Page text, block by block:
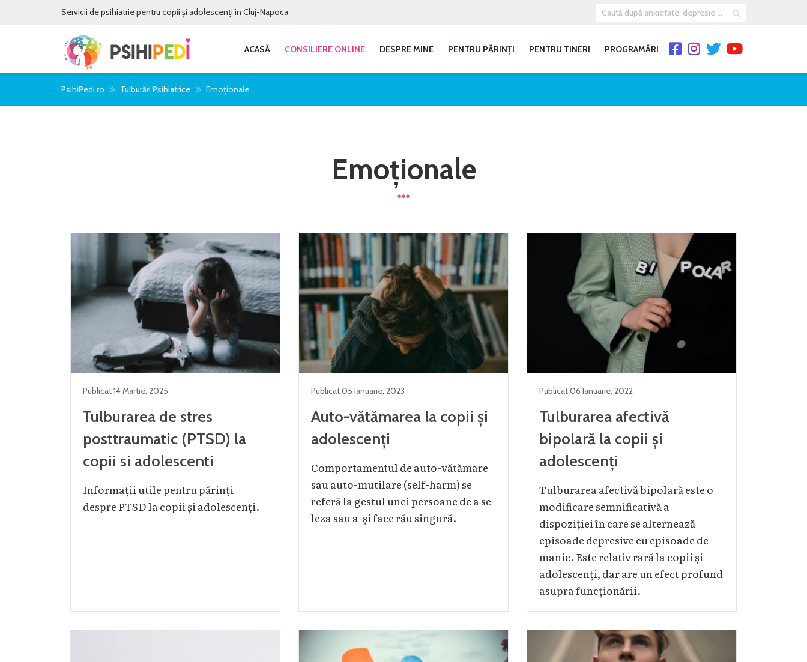
Servicii de psihiatrie pentru copii și adolescenți in Cluj-Napoca
ACASĂ CONSILIERE ONLINE DESPRE MINE PENTRU PĂRINȚI PENTRU TINERI PROGRAMĂRI
PsihiPedi.ro Tulburări Psihiatrice Emoționale
Emoționale
Publicat14 Martie, 2025
Tulburarea de stres
posttraumatic (PTSD) la
copii si adolescenti
Informații utile pentru părinți
despre PTSD la copii și adolescenți.
Publicat05 Ianuarie, 2023
Auto-vătămarea la copii și
adolescenți
Comportamentul de auto-vătămare
sau auto-mutilare (self-harm) se
referă la gestul unei persoane de a se
leza sau a-și face rău singură.
Publicat06 Ianuarie, 2022
Tulburarea afectivă
bipolară la copii și
adolescenți
Tulburarea afectivă bipolară este o
modificare semnificativă a
dispoziției în care se alternează
episoade depresive cu episoade de
manie. Este relativ rară la copii și
adolescenți, dar are un efect profund
asupra funcționării.